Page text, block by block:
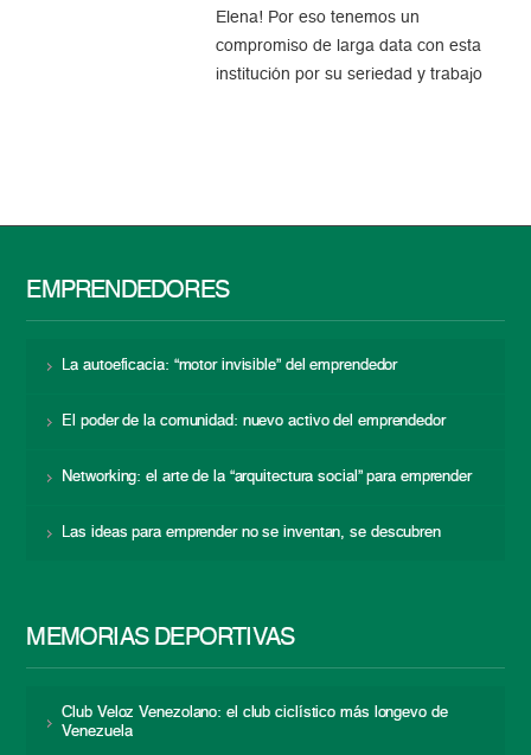
Elena! Por eso tenemos un
compromiso de larga data con esta
institución por su seriedad y trabajo
EMPRENDEDORES
La autoeficacia: “motor invisible” del emprendedor
El poder de la comunidad: nuevo activo del emprendedor
Networking: el arte de la “arquitectura social” para emprender
Las ideas para emprender no se inventan, se descubren
MEMORIAS DEPORTIVAS
Club Veloz Venezolano: el club ciclístico más longevo de
Venezuela